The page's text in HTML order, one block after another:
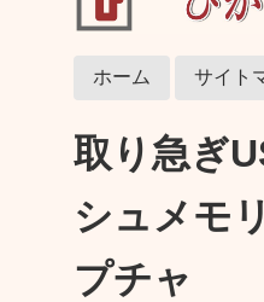
ホーム サイト
取り急ぎ
シュメモ
プチャ